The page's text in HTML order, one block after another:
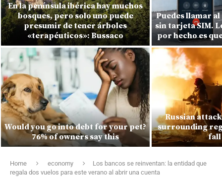
En la península ibérica hay muchos
bosques, pero solo uno puede
presumir de tener árboles
«terapéuticos»: Bussaco
Would you go into debt for your pet?
76% of owners say this
Puedes llamar
sin tarjeta SIM.
por hecho es
Russian
surrounding
fall
Home economy
Los bancos se reinventan: la entidad que
regala dos vuelos para este verano al abrir una cuenta